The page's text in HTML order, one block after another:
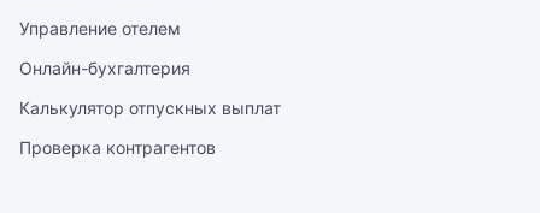
Управление отелем
Онлайн-бухгалтерия
Калькулятор отпускных выплат
Проверка контрагентов